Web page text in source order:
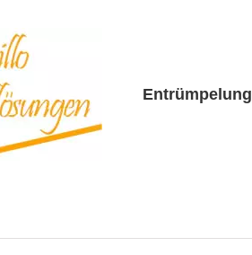
Entrümpelung